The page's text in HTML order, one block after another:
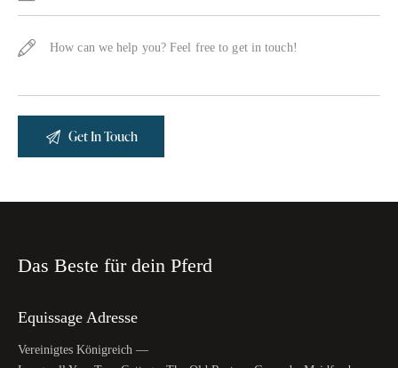
Das Beste für dein Pferd
Equissage Adresse
Vereinigtes Königreich —